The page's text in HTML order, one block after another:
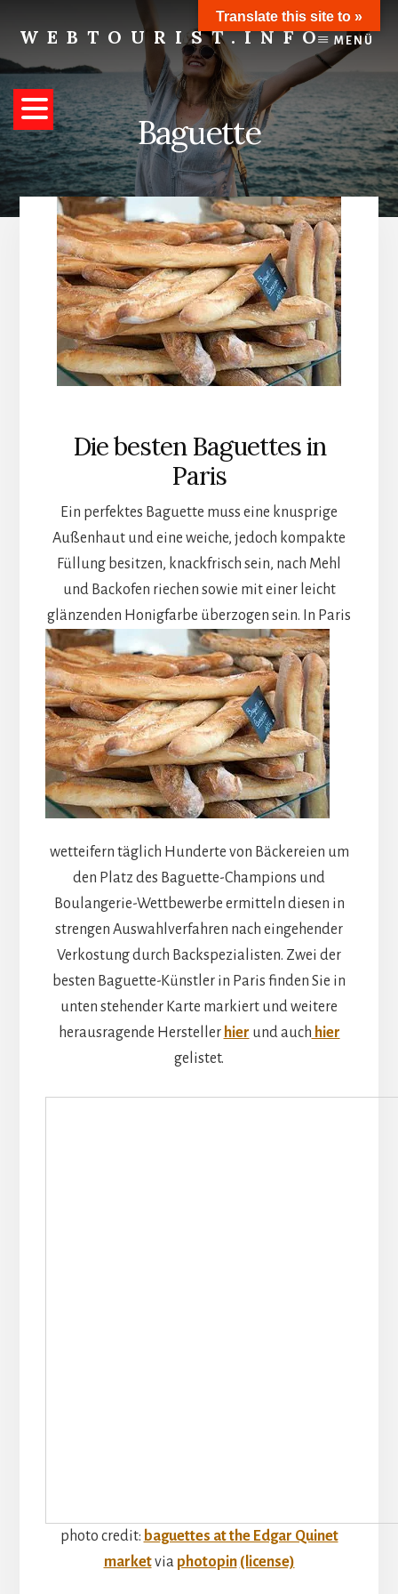
content
WEBTOURIST.INFO
Reisen
MENÜ
Baguette
Die besten Baguettes in
Paris
Ein perfektes Baguette muss eine knusprige
Außenhaut und eine weiche, jedoch kompakte
Füllung besitzen, knackfrisch sein, nach Mehl
und Backofen riechen sowie mit einer leicht
glänzenden Honigfarbe überzogen sein. In Paris
wetteifern täglich Hunderte von Bäckereien um
den Platz des Baguette-Champions und
Boulangerie-Wettbewerbe ermitteln diesen in
strengen Auswahlverfahren nach eingehender
Verkostung durch Backspezialisten. Zwei der
besten Baguette-Künstler in Paris finden Sie in
unten stehender Karte markiert und weitere
herausragende Hersteller hier und auch hier
gelistet.
photo credit: baguettes at the Edgar Quinet
marketvia photopin (license)
Translate this site to »